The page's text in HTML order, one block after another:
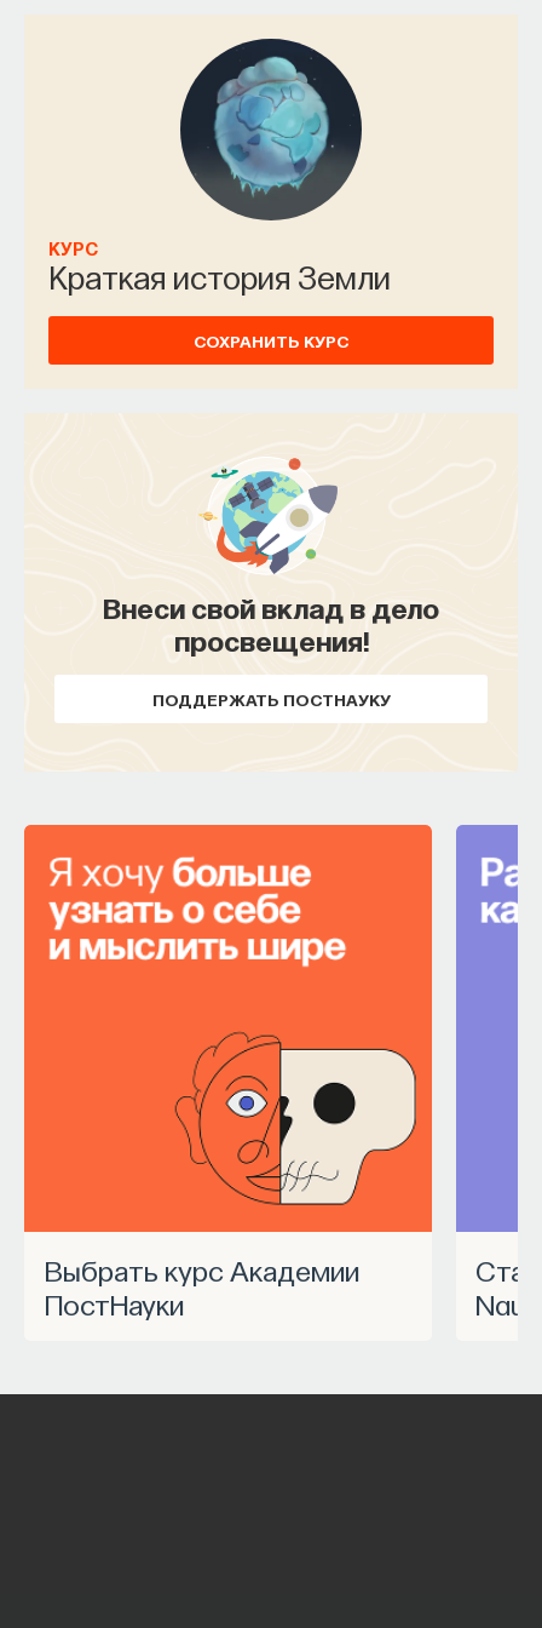
КУРС
Краткая история Земли
СОХРАНИТЬ КУРС
Внеси свой вклад в дело
просвещения!
ПОДДЕРЖАТЬ ПОСТНАУКУ
Выбрать курс Академии
ПостНауки
Станьте частью программы
Химия между нейронами:
вещества, которые управляют
нами
просвещения!